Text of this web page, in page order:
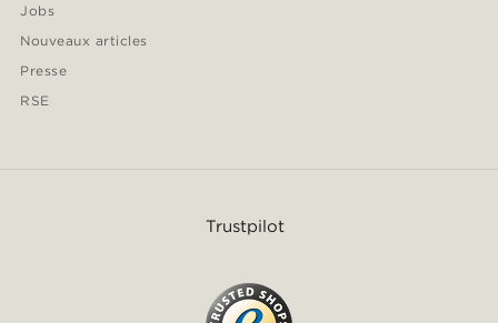
Jobs
Nouveaux articles
Presse
RSE
Trustpilot